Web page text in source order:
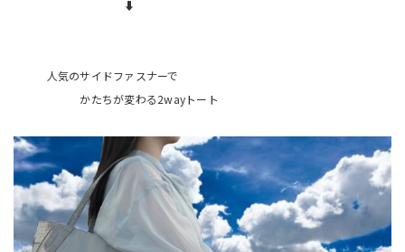
⬇️
人気のサイドファスナーで
かたちが変わる2wayトート